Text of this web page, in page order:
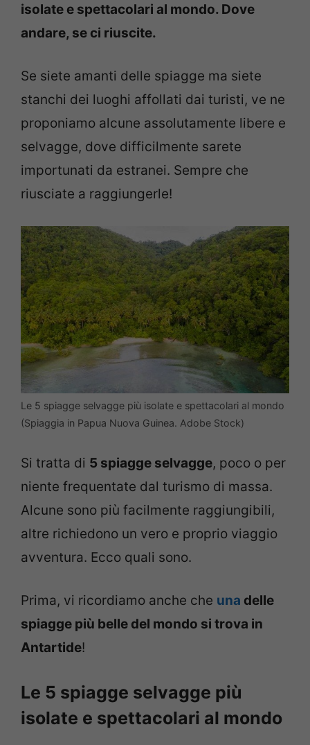
isolate e spettacolari al mondo. Dove
andare, se ci riuscite.
Se siete amanti delle spiagge ma siete
stanchi dei luoghi affollati dai turisti, ve ne
proponiamo alcune assolutamente libere e
selvagge, dove difficilmente sarete
importunati da estranei. Sempre che
riusciate a raggiungerle!
Le 5 spiagge selvagge più isolate e spettacolari al mondo
(Spiaggia in Papua Nuova Guinea. Adobe Stock)
Si tratta di 5 spiagge selvagge, poco o per
niente frequentate dal turismo di massa.
Alcune sono più facilmente raggiungibili,
altre richiedono un vero e proprio viaggio
avventura. Ecco quali sono.
Prima, vi ricordiamo anche che una delle
spiagge più belle del mondo si trova in
Antartide!
Le 5 spiagge selvagge più
isolate e spettacolari al mondo